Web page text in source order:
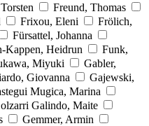
Freund, Thomas
Frixou, Eleni
Frölich,
Fürsattel, Johanna
Kappen, Heidrun
Funk,
Miyuki
Gabler,
Giovanna
Gajewski,
Mugica, Marina
Galindo, Maite
Gemmer, Armin